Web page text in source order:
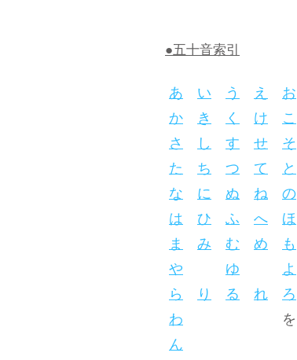
●五十音索引
あ い う え お
か き く け こ
さ し す せ そ
た ち つ て と
な に ぬ ね の
は ひ ふ へ ほ
ま み む め も
や
ゆ
よ
ら り る れ ろ
わ を
ん